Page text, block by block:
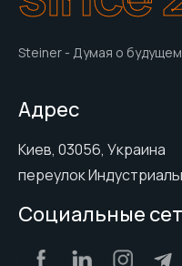
Steiner - Думая о
Адрес
Киев, 03056, Украина
переулок
Социальные